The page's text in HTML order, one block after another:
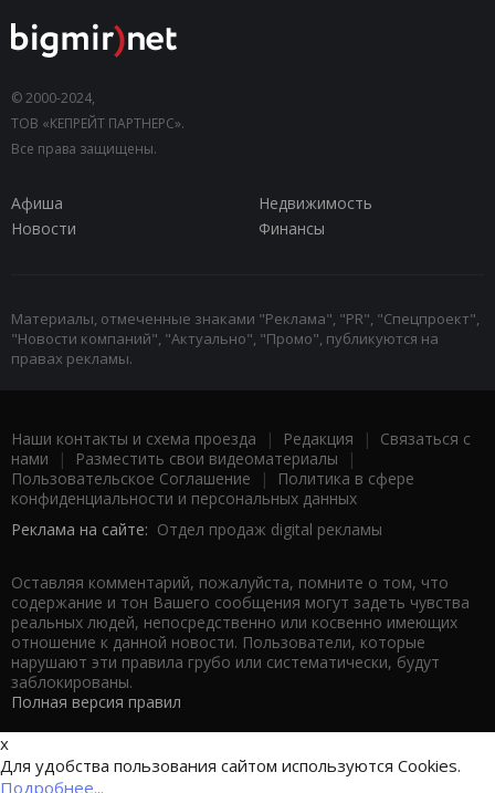
© 2000-2024,
ТОВ «КЕПРЕЙТ ПАРТНЕРС».
Все права защищены.
Афиша
Недвижимость
Новости
Финансы
Материалы, отмеченные знаками "Реклама", "PR", "Спецпроект",
"Новости компаний", "Актуально", "Промо", публикуются на
правах рекламы.
Наши контакты и схема проезда | Редакция | Связаться с
нами | Разместить свои видеоматериалы |
Пользовательское Соглашение |
Политика в сфере
конфиденциальности и персональных данных
Реклама на сайте: Отдел продаж digital рекламы
Оставляя комментарий, пожалуйста, помните о том, что
содержание и тон Вашего сообщения могут задеть чувства
реальных людей, непосредственно или косвенно имеющих
отношение к данной новости. Пользователи, которые
нарушают эти правила грубо или систематически, будут
заблокированы.
Полная версия правил
x
Для удобства пользования сайтом используются Cookies.
Подробнее...